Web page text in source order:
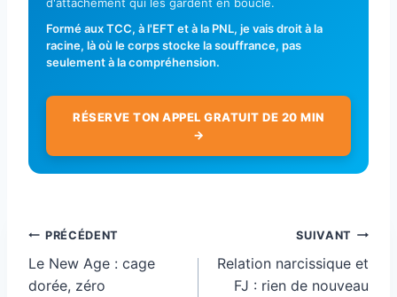
Formé aux TCC, à l'EFT et à la PNL, je vais droit à la
racine, là où le corps stocke la souffrance, pas
seulement à la compréhension.
RÉSERVE TON APPEL GRATUIT DE 20 MIN
→
Navigation
de
l’article
PRÉCÉDENT
Le New Age : cage
dorée, zéro
SUIVANT
Relation narcissique et
FJ : rien de nouveau